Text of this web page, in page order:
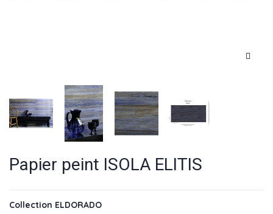
Papier peint ISOLA ELITIS
Collection ELDORADO